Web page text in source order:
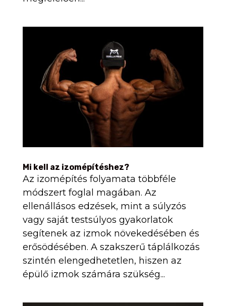
Mi kell az izomépítéshez?
Az izomépítés folyamata többféle
módszert foglal magában. Az
ellenállásos edzések, mint a súlyzós
vagy saját testsúlyos gyakorlatok
segítenek az izmok növekedésében és
erősödésében. A szakszerű táplálkozás
szintén elengedhetetlen, hiszen az
épülő izmok számára szükség...